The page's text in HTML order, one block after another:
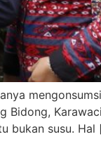
Bidong,
bukan susu. Hal